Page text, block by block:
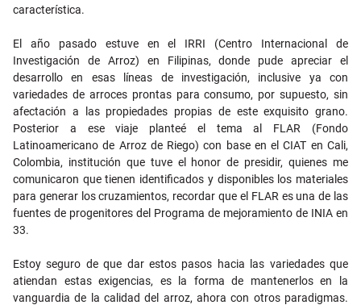
característica.
El año pasado estuve en el IRRI (Centro Internacional de
Investigación de Arroz) en Filipinas, donde pude apreciar el
desarrollo en esas líneas de investigación, inclusive ya con
variedades de arroces prontas para consumo, por supuesto, sin
afectación a las propiedades propias de este exquisito grano.
Posterior a ese viaje planteé el tema al FLAR (Fondo
Latinoamericano de Arroz de Riego) con base en el CIAT en Cali,
Colombia, institución que tuve el honor de presidir, quienes me
comunicaron que tienen identificados y disponibles los materiales
para generar los cruzamientos, recordar que el FLAR es una de las
fuentes de progenitores del Programa de mejoramiento de INIA en
33.
Estoy seguro de que dar estos pasos hacia las variedades que
atiendan estas exigencias, es la forma de mantenerlos en la
vanguardia de la calidad del arroz, ahora con otros paradigmas.